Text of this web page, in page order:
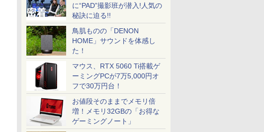
に“PAD”撮影班が潜入!人気の
秘訣に迫る!!
鳥肌ものの「DENON
HOME」サウンドを体感し
た！
マウス、RTX 5060 Ti搭載ゲ
ーミングPCが7万5,000円オ
フで30万円台！
お値段そのままでメモリ倍
増！メモリ32GBの「お得な
ゲーミングノート」